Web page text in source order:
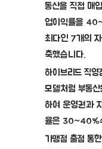
동산을 직접 매
업이익률을
최다인 7개의
축했습니다.
하이브리드 직
모델처럼 부동
하여 운영권과
율은 30~40%
가맹점 출점